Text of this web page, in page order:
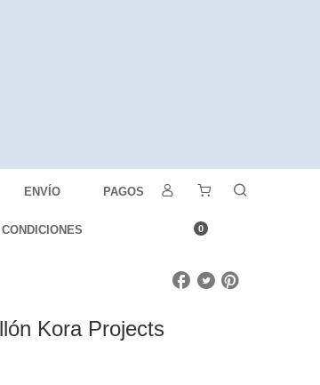
ENVÍO
CONDICIONES
PAGOS
0
Kora Projects